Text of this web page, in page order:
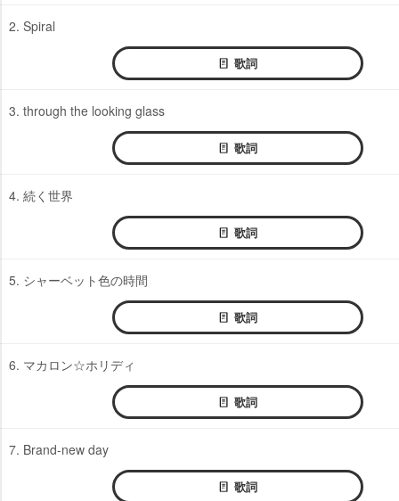
2. Spiral
歌詞
3. through the looking glass
歌詞
4. 続く世界
歌詞
5. シャーベット色の時間
歌詞
6. マカロン☆ホリディ
歌詞
7. Brand-new day
歌詞